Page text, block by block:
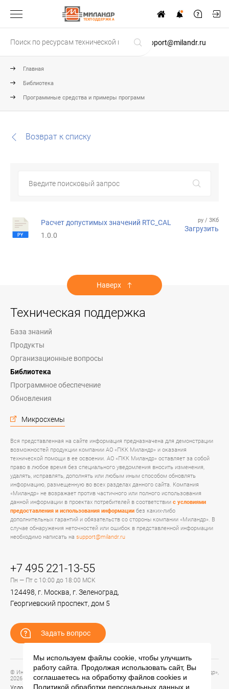
ТЕХПОДДЕРЖКА
support@milandr.ru
Главная
Библиотека
Программные средства и примеры программ
Возврат к списку
Расчет допустимых значений RTC_CAL
1.0.0
py / 3Кб
Загрузить
Наверх
Техническая поддержка
База знаний
Продукты
Организационные вопросы
Библиотека
Программное обеспечение
Обновления
Микросхемы
Вся представленная на сайте информация предназначена для демонстрации
возможностей продукции компании АО «ПКК Миландр» и оказания
технической помощи в ее освоении. АО «ПКК Миландр» оставляет за собой
право в любое время без специального уведомления вносить изменения,
удалять, исправлять, дополнять или любым иным способом обновлять
информацию, размещенную во всех разделах данного сайта. Компания
«Миландр» не возражает против частичного или полного использования
данной информации в проектах потребителей в соответствии с условиями
предоставления и использования информации без каких-либо
дополнительных гарантий и обязательств со стороны компании «Миландр». В
случае обнаружения неточностей или ошибок в представленной информации
необходимо написать на support@milandr.ru
+7 495 221-13-55
Пн — Пт с 10:00 до 18:00 МСК
124498, г. Москва, г. Зеленоград,
Георгиевский проспект, дом 5
Задать вопрос
© Информационный портал технической поддержки ЦП ИС АО «ПКК Миландр»,
2026
Мы используем файлы cookie, чтобы улучшить
работу сайта. Продолжая использовать сайт, Вы
соглашаетесь на обработку файлов cookies и
Политикой обработки персональных данных и